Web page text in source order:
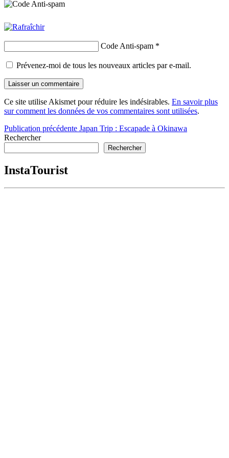
Code Anti-spam *
Prévenez-moi de tous les nouveaux articles par e-mail.
Ce site utilise Akismet pour réduire les indésirables. En savoir plus
sur comment les données de vos commentaires sont utilisées.
Navigation
de
Publication précédente Japan Trip : Escapade à Okinawa
Rechercher
Rechercher
InstaTourist